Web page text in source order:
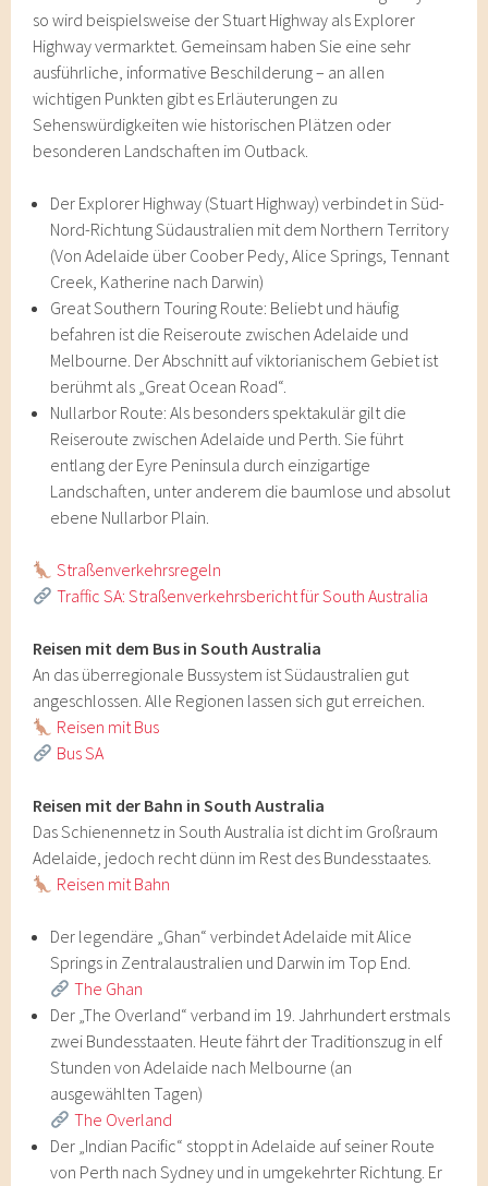
so wird beispielsweise der Stuart Highway als Explorer
Highway vermarktet. Gemeinsam haben Sie eine sehr
ausführliche, informative Beschilderung – an allen
wichtigen Punkten gibt es Erläuterungen zu
Sehenswürdigkeiten wie historischen Plätzen oder
besonderen Landschaften im Outback.
Der Explorer Highway (Stuart Highway) verbindet in Süd-
Nord-Richtung Südaustralien mit dem Northern Territory
(Von Adelaide über Coober Pedy, Alice Springs, Tennant
Creek, Katherine nach Darwin)
Great Southern Touring Route: Beliebt und häufig
befahren ist die Reiseroute zwischen Adelaide und
Melbourne. Der Abschnitt auf viktorianischem Gebiet ist
berühmt als „Great Ocean Road“.
Nullarbor Route: Als besonders spektakulär gilt die
Reiseroute zwischen Adelaide und Perth. Sie führt
entlang der Eyre Peninsula durch einzigartige
Landschaften, unter anderem die baumlose und absolut
ebene Nullarbor Plain.
Straßenverkehrsregeln
Traffic SA: Straßenverkehrsbericht für South Australia
Reisen mit dem Bus in South Australia
An das überregionale Bussystem ist Südaustralien gut
angeschlossen. Alle Regionen lassen sich gut erreichen.
Reisen mit Bus
Bus SA
Reisen mit der Bahn in South Australia
Das Schienennetz in South Australia ist dicht im Großraum
Adelaide, jedoch recht dünn im Rest des Bundesstaates.
Reisen mit Bahn
Der legendäre „Ghan“ verbindet Adelaide mit Alice
Springs in Zentralaustralien und Darwin im Top End.
The Ghan
Der „The Overland“ verband im 19. Jahrhundert erstmals
zwei Bundesstaaten. Heute fährt der Traditionszug in elf
Stunden von Adelaide nach Melbourne (an
ausgewählten Tagen)
The Overland
Der „Indian Pacific“ stoppt in Adelaide auf seiner Route
von Perth nach Sydney und in umgekehrter Richtung. Er